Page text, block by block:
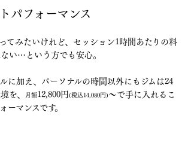
パフォーマンス
てみたいけれど、セッション1時間あたりの料
い…という方でも安心。
に加え、パーソナルの時間以外にもジムは24
を、
月額 12,800 円(税込14,080円) 〜で手に入れるこ
ーマンスです。